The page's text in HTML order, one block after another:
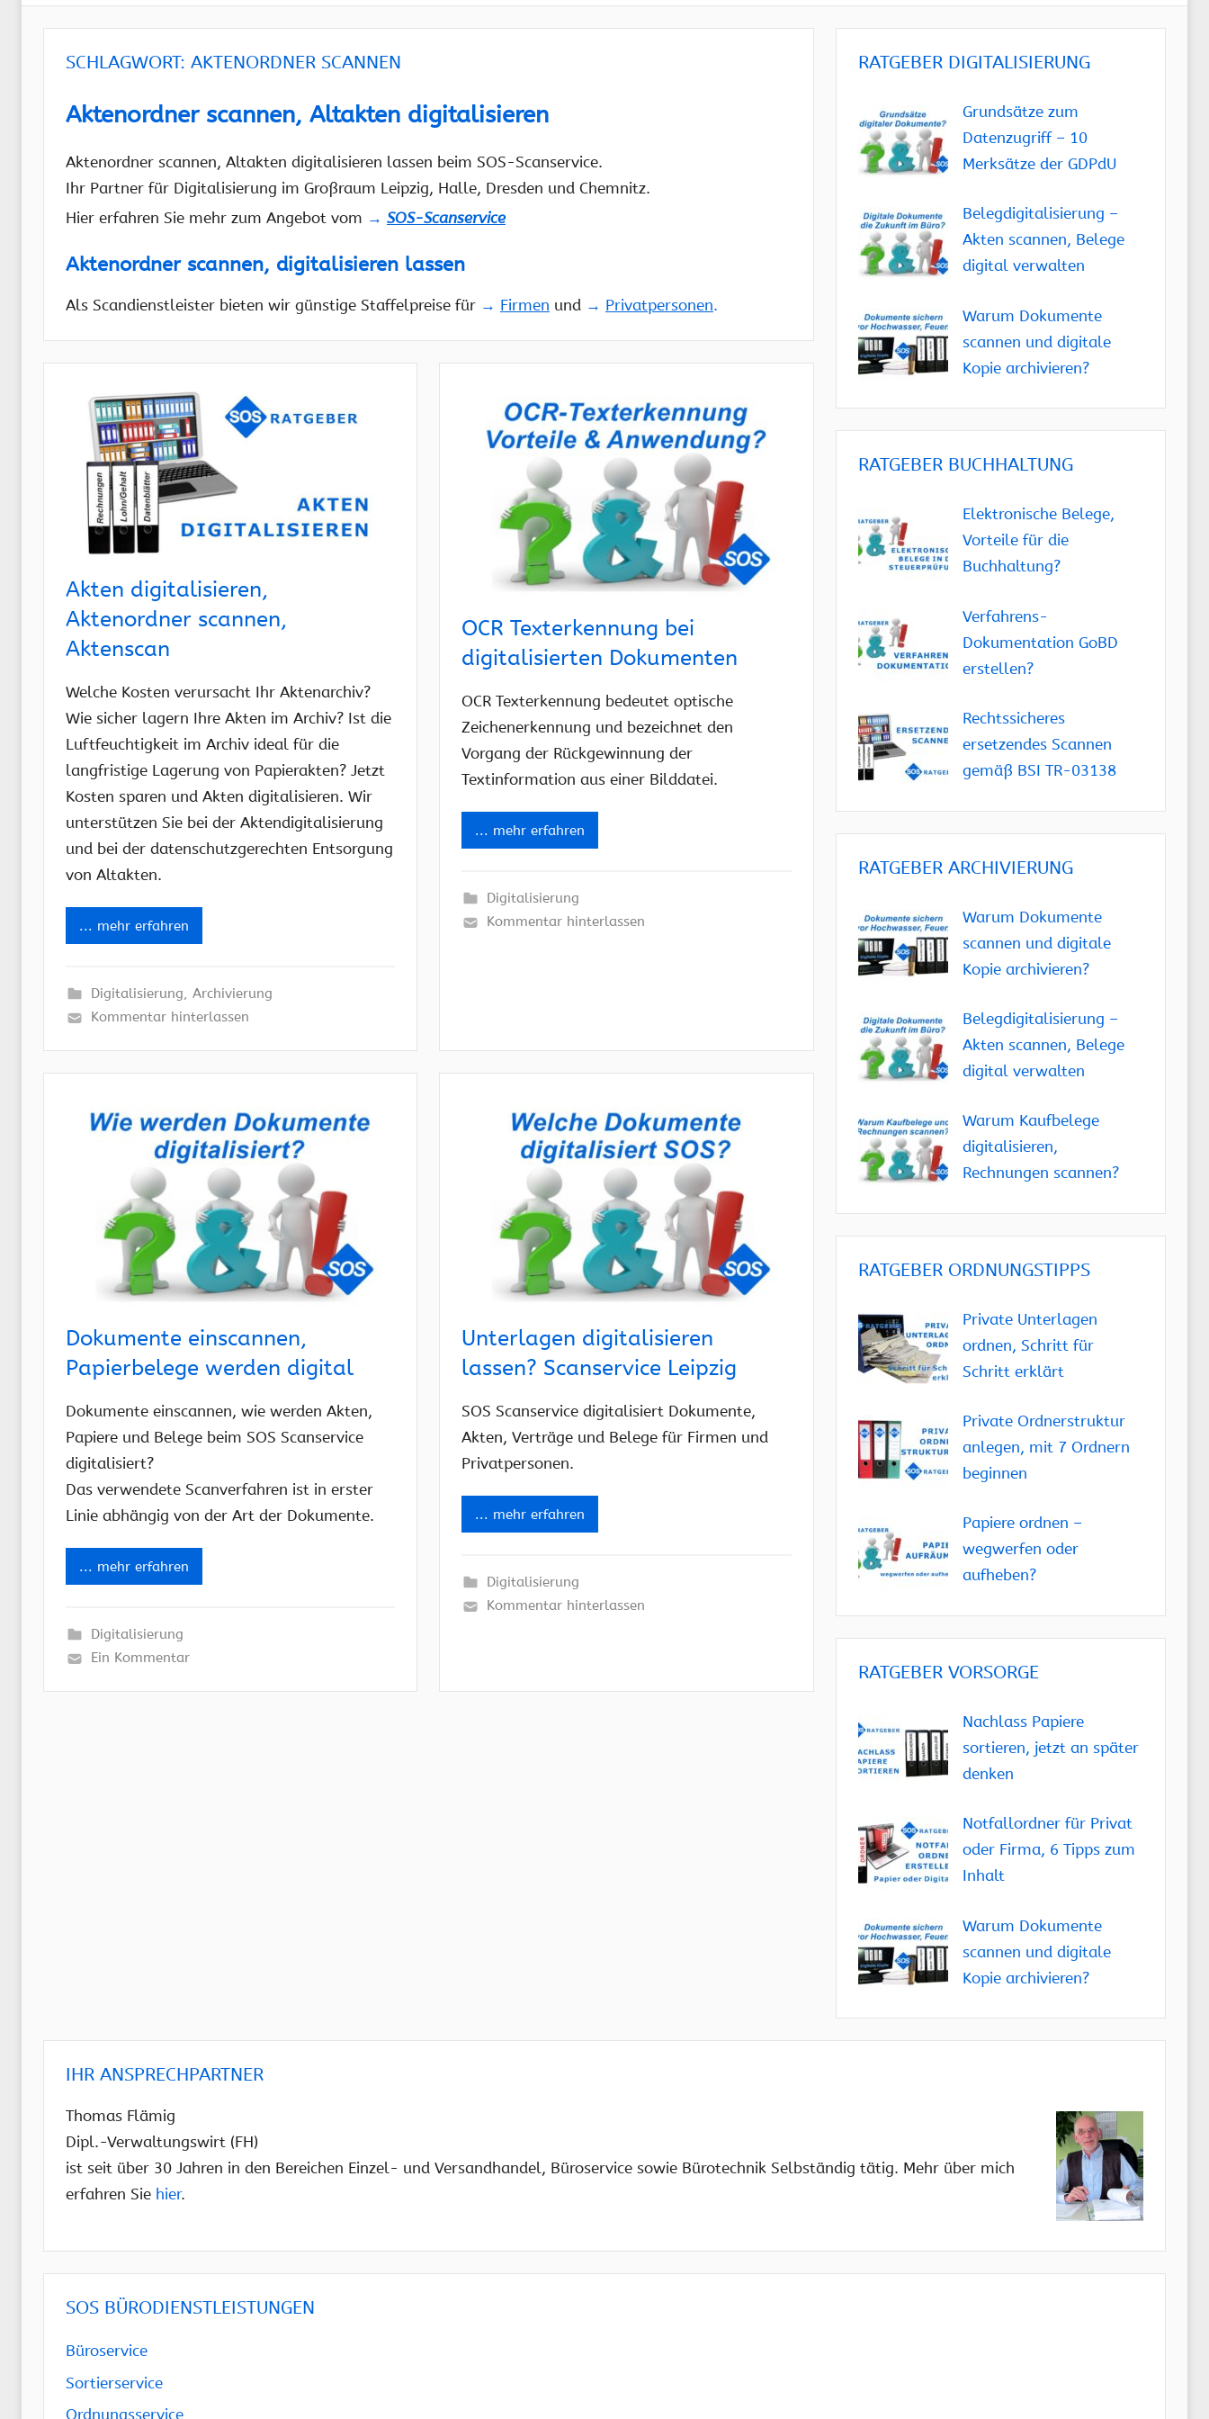
SCHLAGWORT: AKTENORDNER SCANNEN
Aktenordner scannen, Altakten digitalisieren
Aktenordner scannen, Altakten digitalisieren lassen beim SOS-Scanservice.
Ihr Partner für Digitalisierung im Großraum Leipzig, Halle, Dresden und Chemnitz.
Hier erfahren Sie mehr zum Angebot vom → SOS-Scanservice
Aktenordner scannen, digitalisieren lassen
Als Scandienstleister bieten wir günstige Staffelpreise für → Firmen und → Privatpersonen.
Akten digitalisieren,
Aktenordner scannen,
Aktenscan
Welche Kosten verursacht Ihr Aktenarchiv?
Wie sicher lagern Ihre Akten im Archiv? Ist die
Luftfeuchtigkeit im Archiv ideal für die
langfristige Lagerung von Papierakten? Jetzt
Kosten sparen und Akten digitalisieren. Wir
unterstützen Sie bei der Aktendigitalisierung
und bei der datenschutzgerechten Entsorgung
von Altakten.
... mehr erfahren
Digitalisierung, Archivierung
Kommentar hinterlassen
OCR Texterkennung bei
digitalisierten Dokumenten
OCR Texterkennung bedeutet optische
Zeichenerkennung und bezeichnet den
Vorgang der Rückgewinnung der
Textinformation aus einer Bilddatei.
... mehr erfahren
Digitalisierung
Kommentar hinterlassen
Dokumente einscannen,
Papierbelege werden digital
Dokumente einscannen, wie werden Akten,
Papiere und Belege beim SOS Scanservice
digitalisiert?
Das verwendete Scanverfahren ist in erster
Linie abhängig von der Art der Dokumente.
... mehr erfahren
Digitalisierung
Ein Kommentar
Unterlagen digitalisieren
lassen? Scanservice Leipzig
SOS Scanservice digitalisiert Dokumente,
Akten, Verträge und Belege für Firmen und
Privatpersonen.
... mehr erfahren
Digitalisierung
Kommentar hinterlassen
RATGEBER DIGITALISIERUNG
Grundsätze zum
Datenzugriff – 10
Merksätze der GDPdU
Belegdigitalisierung –
Akten scannen, Belege
digital verwalten
Warum Dokumente
scannen und digitale
Kopie archivieren?
RATGEBER BUCHHALTUNG
Elektronische Belege,
Vorteile für die
Buchhaltung?
Verfahrens-
Dokumentation GoBD
erstellen?
Rechtssicheres
ersetzendes Scannen
gemäß BSI TR-03138
RATGEBER ARCHIVIERUNG
Warum Dokumente
scannen und digitale
Kopie archivieren?
Belegdigitalisierung –
Akten scannen, Belege
digital verwalten
Warum Kaufbelege
digitalisieren,
Rechnungen scannen?
RATGEBER ORDNUNGSTIPPS
Private Unterlagen
ordnen, Schritt für
Schritt erklärt
Private Ordnerstruktur
anlegen, mit 7 Ordnern
beginnen
Papiere ordnen –
wegwerfen oder
aufheben?
RATGEBER VORSORGE
Nachlass Papiere
sortieren, jetzt an später
denken
Notfallordner für Privat
oder Firma, 6 Tipps zum
Inhalt
Warum Dokumente
scannen und digitale
Kopie archivieren?
IHR ANSPRECHPARTNER
Thomas Flämig
Dipl.-Verwaltungswirt (FH)
ist seit über 30 Jahren in den Bereichen Einzel- und Versandhandel, Büroservice sowie Bürotechnik Selbständig tätig. Mehr über mich
erfahren Sie hier.
SOS BÜRODIENSTLEISTUNGEN
Büroservice
Sortierservice
Ordnungsservice